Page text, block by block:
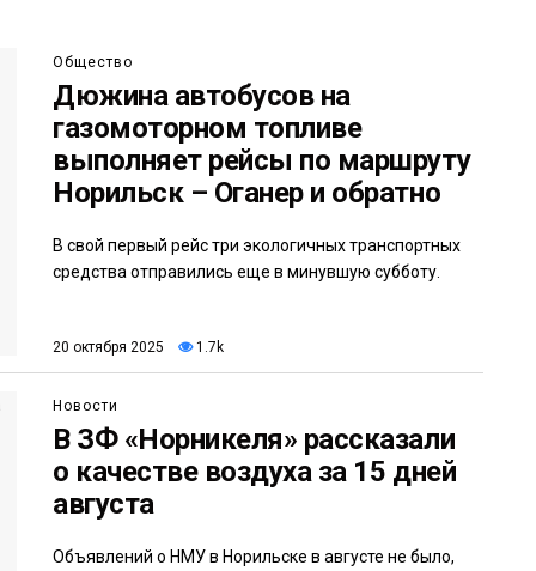
Общество
Дюжина автобусов на
газомоторном топливе
выполняет рейсы по маршруту
Норильск – Оганер и обратно
В свой первый рейс три экологичных транспортных
средства отправились еще в минувшую субботу.
20 октября 2025 1.7k
Новости
В ЗФ «Норникеля» рассказали
о качестве воздуха за 15 дней
августа
Объявлений о НМУ в Норильске в августе не было,